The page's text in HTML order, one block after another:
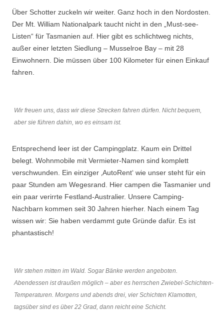
Über Schotter zuckeln wir weiter. Ganz hoch in den Nordosten.
Der Mt. William Nationalpark taucht nicht in den „Must-see-
Listen“ für Tasmanien auf. Hier gibt es schlichtweg nichts,
außer einer letzten Siedlung – Musselroe Bay – mit 28
Einwohnern. Die müssen über 100 Kilometer für einen Einkauf
fahren.
Wir freuen uns, dass wir diese Strecken fahren dürfen. Nicht bequem,
aber sie führen dahin, wo es einsam ist.
Entsprechend leer ist der Campingplatz. Kaum ein Drittel
belegt. Wohnmobile mit Vermieter-Namen sind komplett
verschwunden. Ein einziger ‚AutoRent‘ wie unser steht für ein
paar Stunden am Wegesrand. Hier campen die Tasmanier und
ein paar verirrte Festland-Australier. Unsere Camping-
Nachbarn kommen seit 30 Jahren hierher. Nach einem Tag
wissen wir: Sie haben verdammt gute Gründe dafür. Es ist
phantastisch!
Wir stehen mitten im Wald. Sogar Bänke werden angeboten.
Abendessen ist draußen möglich – aber es herrschen Zwiebel-Schichten-
Temperaturen. Morgens und abends drei, vier Schichten Klamotten,
tagsüber sind es über 22 Grad, dann reicht eine Schicht.